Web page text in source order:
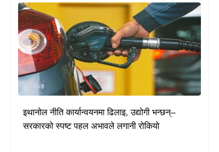
इथानोल नीति कार्यान्वयनमा ढिलाइ, उद्योगी भन्छन्–
सरकारको स्पष्ट पहल अभावले लगानी रोकियो